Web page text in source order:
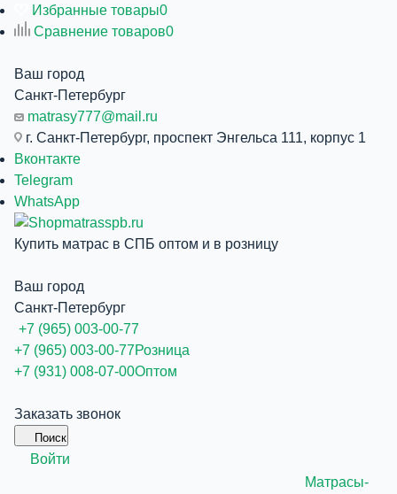
Избранные товары0
Сравнение товаров0
Ваш город
Санкт-Петербург
matrasy777@mail.ru
г. Санкт-Петербург, проспект Энгельса 111, корпус 1
Вконтакте
Telegram
WhatsApp
Купить матрас в СПБ оптом и в розницу
Ваш город
Санкт-Петербург
+7 (965) 003-00-77
+7 (965) 003-00-77Розница
+7 (931) 008-07-00Оптом
Заказать звонок
Поиск
Войти
Матрасы-